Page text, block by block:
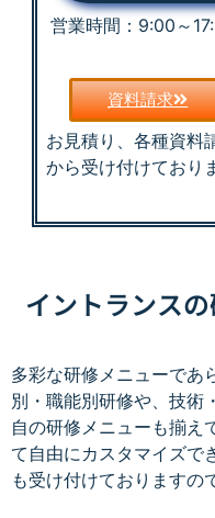
営業時間：9:00～
資料請求
お見積り、各種資料
から受け付けており
イントランス
多彩な研修メニューであ
別・職能別研修や、技術
自の研修メニューも揃え
て自由にカスタマイズで
も受け付けておりますの